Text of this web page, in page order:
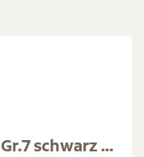
LUMBO-HIT LWS-Orthese Gr.7 schwarz 07405